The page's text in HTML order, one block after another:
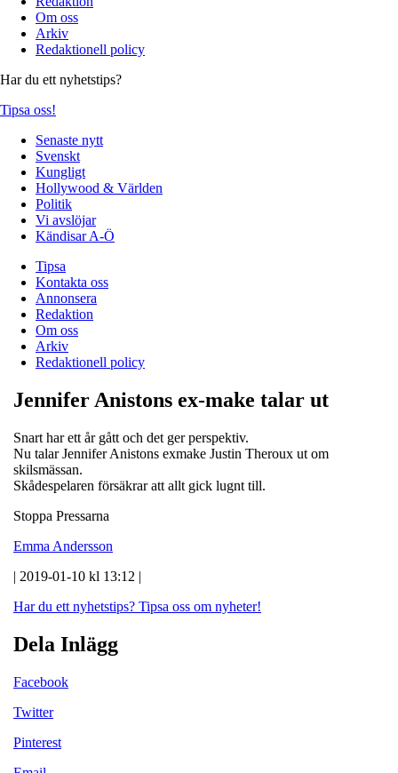
Om oss
Arkiv
Redaktionell policy
Har du ett nyhetstips?
Tipsa oss!
Senaste nytt
Svenskt
Kungligt
Hollywood & Världen
Politik
Vi avslöjar
Kändisar A-Ö
Tipsa
Kontakta oss
Annonsera
Redaktion
Om oss
Arkiv
Redaktionell policy
Jennifer Anistons ex-make talar ut
Snart har ett år gått och det ger perspektiv.
Nu talar Jennifer Anistons exmake Justin Theroux ut om
skilsmässan.
Skådespelaren försäkrar att allt gick lugnt till.
Stoppa Pressarna
Emma Andersson
| 2019-01-10 kl 13:12 |
Har du ett nyhetstips? Tipsa oss om nyheter!
Dela Inlägg
Facebook
Twitter
Pinterest